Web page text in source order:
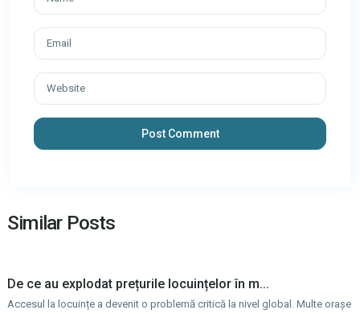
Similar Posts
De ce au explodat prețurile locuințelor în m...
Accesul la locuințe a devenit o problemă critică la nivel global. Multe orașe